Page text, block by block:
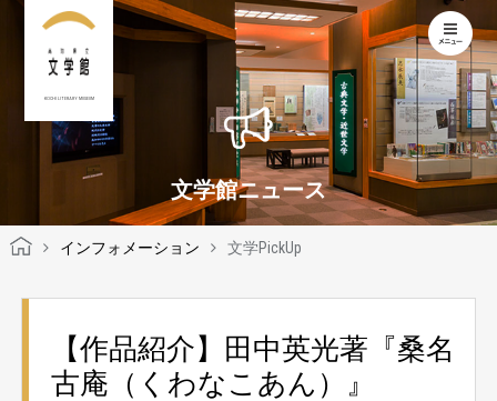
KOCHI LITERARY MUSEUM
文学館ニュース
インフォメーション 文学PickUp
【作品紹介】田中英光著『桑名
古庵（くわなこあん）』